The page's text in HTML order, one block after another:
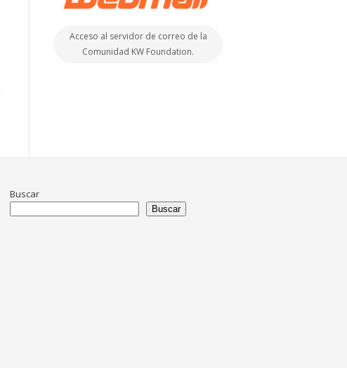
Acceso al servidor de correo de la
Comunidad KW Foundation.
Buscar
Buscar